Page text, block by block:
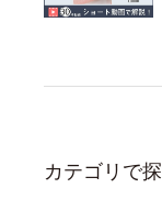
カテゴリで